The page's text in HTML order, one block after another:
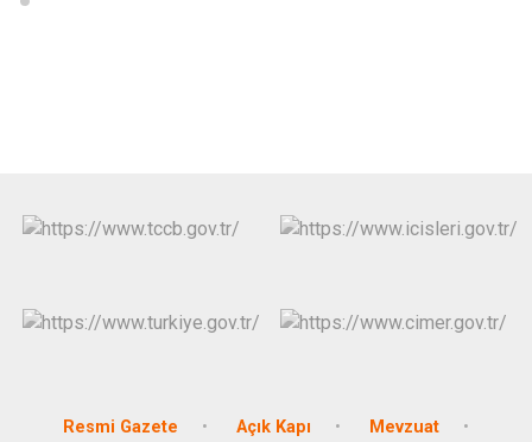
Resmi Gazete Açık Kapı Mevzuat